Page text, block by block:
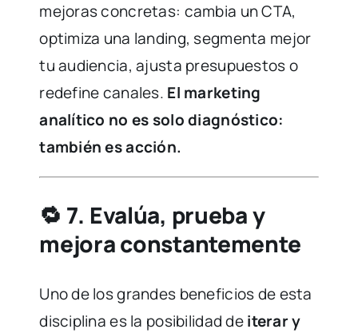
mejoras concretas: cambia un CTA,
optimiza una landing, segmenta mejor
tu audiencia, ajusta presupuestos o
redefine canales. El marketing
analítico no es solo diagnóstico:
también es acción.
🔁 7. Evalúa, prueba y
mejora constantemente
Uno de los grandes beneficios de esta
disciplina es la posibilidad deiterar y